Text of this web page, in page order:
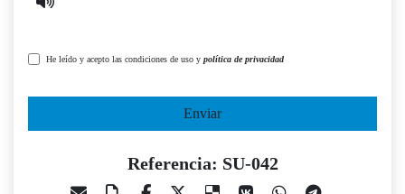
He leído y acepto las condiciones de uso y política de privacidad
Enviar
Referencia: SU-042